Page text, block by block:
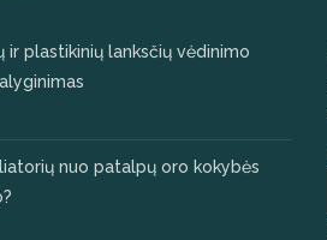
ir plastikinių lanksčių vėdinimo
nuo patalpų oro kokybės